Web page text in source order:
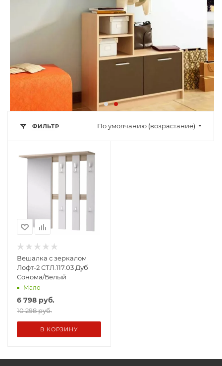
ФИЛЬТР По умолчанию (возрастание)
Вешалка с зеркалом
Лофт-2 СТЛ.117.03 Дуб
Сонома/Белый
Мало
6 798 руб.
10 298 руб.
В КОРЗИНУ